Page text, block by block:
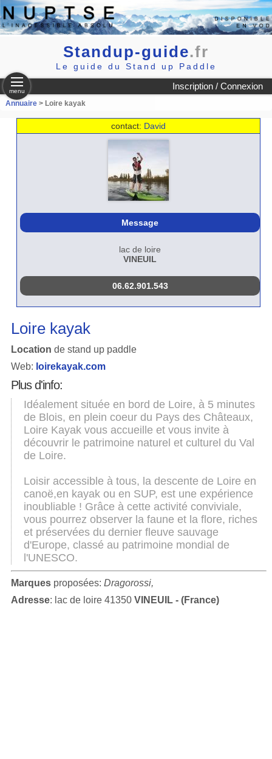
Standup-guide.fr
Le guide du Stand up Paddle
Inscription / Connexion
menu
Annuaire> Loire kayak
contact: David
Message
lac de loire
VINEUIL
06.62.901.543
Loire kayak
Location de stand up paddle
Web: loirekayak.com
Plus d'info:
Idéalement située en bord de Loire, à 5 minutes
de Blois, en plein coeur du Pays des Châteaux,
Loire Kayak vous accueille et vous invite à
découvrir le patrimoine naturel et culturel du Val
de Loire.
Loisir accessible à tous, la descente de Loire en
canoë,en kayak ou en SUP, est une expérience
inoubliable ! Grâce à cette activité conviviale,
vous pourrez observer la faune et la flore, riches
et préservées du dernier fleuve sauvage
d'Europe, classé au patrimoine mondial de
l'UNESCO.
Marquesproposées: Dragorossi,
Adresse: lac de loire 41350 VINEUIL - (France)